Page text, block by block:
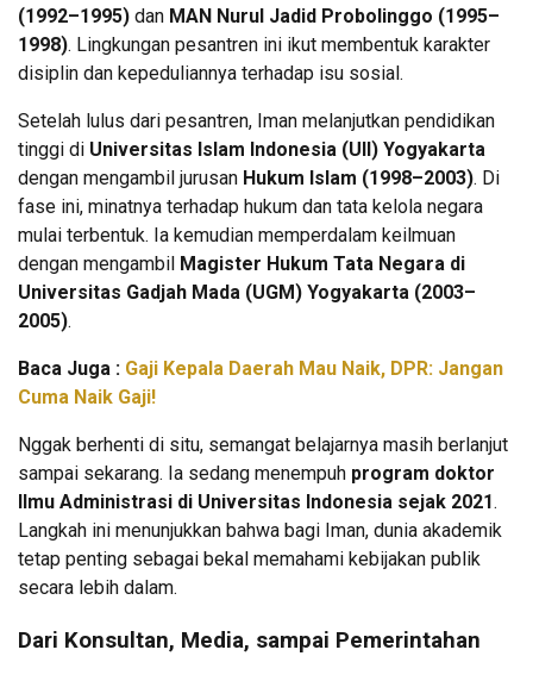
(1992–1995) dan MAN Nurul Jadid Probolinggo (1995–
1998). Lingkungan pesantren ini ikut membentuk karakter
disiplin dan kepeduliannya terhadap isu sosial.
Setelah lulus dari pesantren, Iman melanjutkan pendidikan
tinggi di Universitas Islam Indonesia (UII) Yogyakarta
dengan mengambil jurusan Hukum Islam (1998–2003). Di
fase ini, minatnya terhadap hukum dan tata kelola negara
mulai terbentuk. Ia kemudian memperdalam keilmuan
dengan mengambil Magister Hukum Tata Negara di
Universitas Gadjah Mada (UGM) Yogyakarta (2003–
2005).
Baca Juga : Gaji Kepala Daerah Mau Naik, DPR: Jangan
Cuma Naik Gaji!
Nggak berhenti di situ, semangat belajarnya masih berlanjut
sampai sekarang. Ia sedang menempuh program doktor
Ilmu Administrasi di Universitas Indonesia sejak 2021.
Langkah ini menunjukkan bahwa bagi Iman, dunia akademik
tetap penting sebagai bekal memahami kebijakan publik
secara lebih dalam.
Dari Konsultan, Media, sampai Pemerintahan